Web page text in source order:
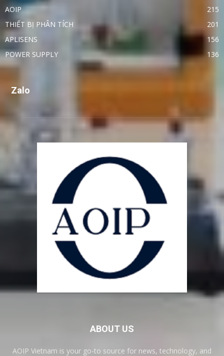
AOIP
215
THIẾT BỊ PHÂN TÍCH
201
APLISENS
156
POWER SUPPLY
136
Zalo
ABOUT US
AOIP Vietnam is your go-to source for news, technology, and